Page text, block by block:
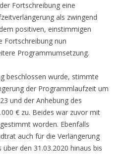
Fortschreibung eine
als zwingend
positiven, einstimmigen
Fortschreibung nun
Programmumsetzung.
beschlossen wurde, stimmte
der Programmlaufzeit um
und der Anhebung des
€ zu. Beides war zuvor mit
worden. Ebenfalls
auch für die Verlängerung
den 31.03.2020 hinaus bis